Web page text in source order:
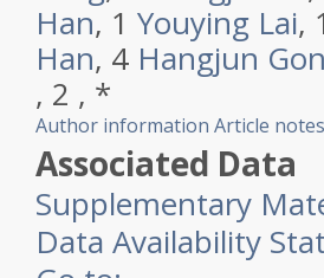
Han, 1 Youying Lai,
Han, 4 Hangjun
, 2 , *
Author information Article notes
Associated Data
Supplementary
Data Availability